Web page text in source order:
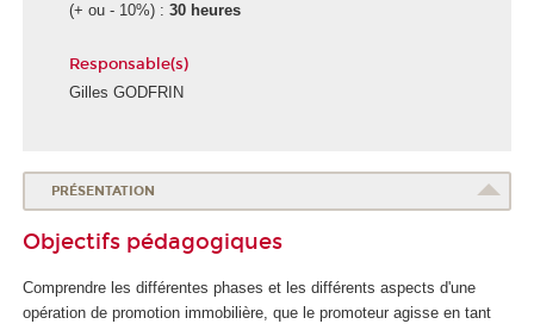
(+ ou - 10%) : 30 heures
Responsable(s)
Gilles GODFRIN
PRÉSENTATION
Objectifs pédagogiques
Comprendre les différentes phases et les différents aspects d'une
opération de promotion immobilière, que le promoteur agisse en tant